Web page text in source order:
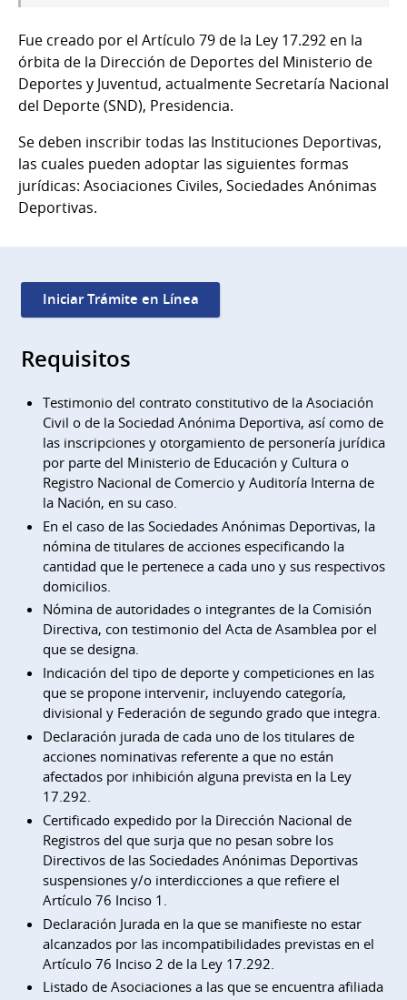
Fue creado por el Artículo 79 de la Ley 17.292 en la
órbita de la Dirección de Deportes del Ministerio de
Deportes y Juventud, actualmente Secretaría Nacional
del Deporte (SND), Presidencia.
Se deben inscribir todas las Instituciones Deportivas,
las cuales pueden adoptar las siguientes formas
jurídicas: Asociaciones Civiles, Sociedades Anónimas
Deportivas.
Iniciar Trámite en Línea
Requisitos
Testimonio del contrato constitutivo de la Asociación
Civil o de la Sociedad Anónima Deportiva, así como de
las inscripciones y otorgamiento de personería jurídica
por parte del Ministerio de Educación y Cultura o
Registro Nacional de Comercio y Auditoría Interna de
la Nación, en su caso.
En el caso de las Sociedades Anónimas Deportivas, la
nómina de titulares de acciones especificando la
cantidad que le pertenece a cada uno y sus respectivos
domicilios.
Nómina de autoridades o integrantes de la Comisión
Directiva, con testimonio del Acta de Asamblea por el
que se designa.
Indicación del tipo de deporte y competiciones en las
que se propone intervenir, incluyendo categoría,
divisional y Federación de segundo grado que integra.
Declaración jurada de cada uno de los titulares de
acciones nominativas referente a que no están
afectados por inhibición alguna prevista en la Ley
17.292.
Certificado expedido por la Dirección Nacional de
Registros del que surja que no pesan sobre los
Directivos de las Sociedades Anónimas Deportivas
suspensiones y/o interdicciones a que refiere el
Artículo 76 Inciso 1.
Declaración Jurada en la que se manifieste no estar
alcanzados por las incompatibilidades previstas en el
Artículo 76 Inciso 2 de la Ley 17.292.
Listado de Asociaciones a las que se encuentra afiliada